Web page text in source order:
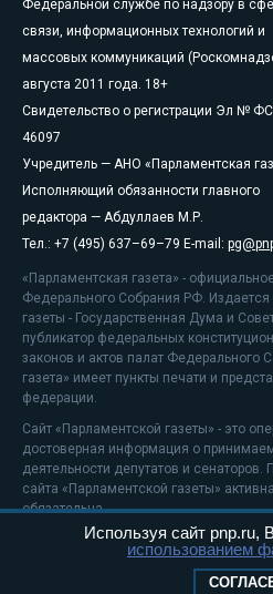
Федеральной службе по надзору в
связи, информационных технологий и
массовых коммуникаций
августа 2011 года. 18+
Свидетельство о регистрации Эл №
46097
Учредитель — АНО «Парламентская
Исполняющий обязанности главного
редактора — Абдуллаев М.Р.
Тел.: +7 (495) 637–69–79 E-mail:
«Парламентская газета» -
Федерального Собрания РФ. Издается
газеты - Государственная Дума и
публикатор федеральных
законов и актов палат Федерального
газета» имеет пункты печати и
федерации.
Сайт «Парламентской газеты» - это
достоверная информация о
деятельности депутатов и
сайта «Парламентской газеты»
обязательна.
На информационном ресурсе
Положение о защите персональных
Используя сайт pnp.ru,
использованием